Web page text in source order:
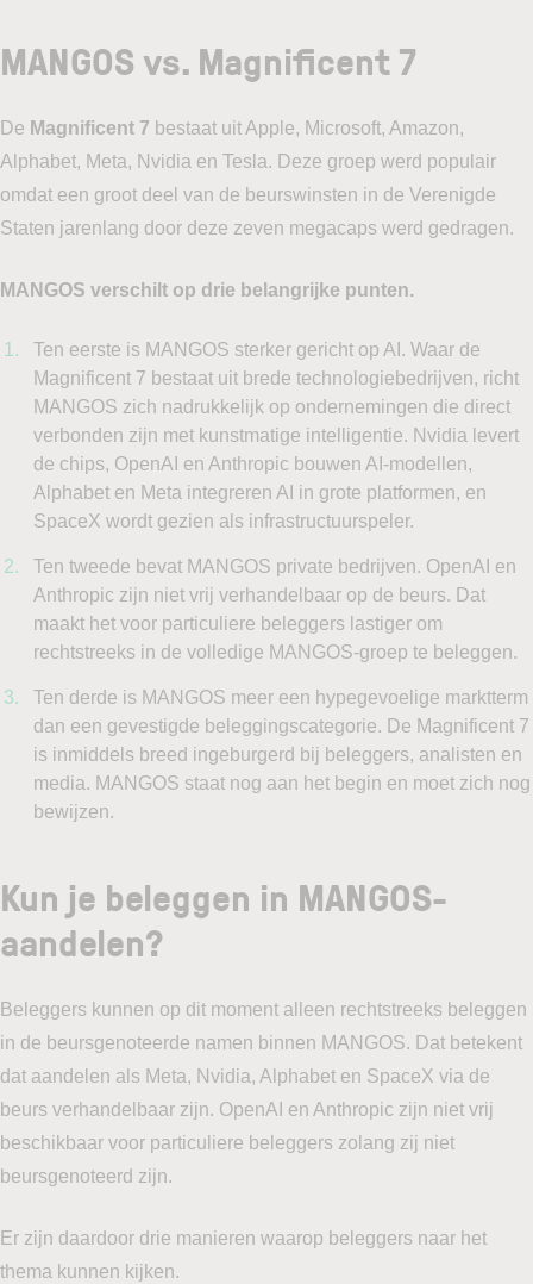
MANGOS vs. Magnificent 7
De Magnificent 7 bestaat uit Apple, Microsoft, Amazon,
Alphabet, Meta, Nvidia en Tesla. Deze groep werd populair
omdat een groot deel van de beurswinsten in de Verenigde
Staten jarenlang door deze zeven megacaps werd gedragen.
MANGOS verschilt op drie belangrijke punten.
Ten eerste is MANGOS sterker gericht op AI. Waar de
Magnificent 7 bestaat uit brede technologiebedrijven, richt
MANGOS zich nadrukkelijk op ondernemingen die direct
verbonden zijn met kunstmatige intelligentie. Nvidia levert
de chips, OpenAI en Anthropic bouwen AI-modellen,
Alphabet en Meta integreren AI in grote platformen, en
SpaceX wordt gezien als infrastructuurspeler.
Ten tweede bevat MANGOS private bedrijven. OpenAI en
Anthropic zijn niet vrij verhandelbaar op de beurs. Dat
maakt het voor particuliere beleggers lastiger om
rechtstreeks in de volledige MANGOS-groep te beleggen.
Ten derde is MANGOS meer een hypegevoelige marktterm
dan een gevestigde beleggingscategorie. De Magnificent 7
is inmiddels breed ingeburgerd bij beleggers, analisten en
media. MANGOS staat nog aan het begin en moet zich nog
bewijzen.
Kun je beleggen in MANGOS-
aandelen?
Beleggers kunnen op dit moment alleen rechtstreeks beleggen
in de beursgenoteerde namen binnen MANGOS. Dat betekent
dat aandelen als Meta, Nvidia, Alphabet en SpaceX via de
beurs verhandelbaar zijn. OpenAI en Anthropic zijn niet vrij
beschikbaar voor particuliere beleggers zolang zij niet
beursgenoteerd zijn.
Er zijn daardoor drie manieren waarop beleggers naar het
thema kunnen kijken.